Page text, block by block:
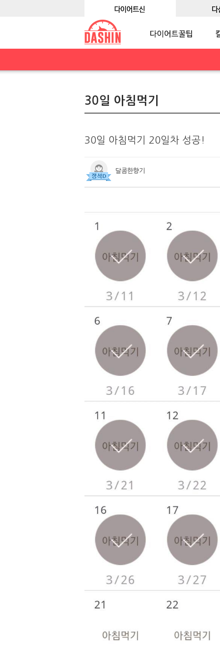
30일 아침먹기
30일 아침먹기 20일차 성공!
달콤한향기